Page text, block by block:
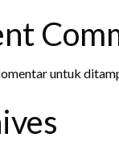
untuk